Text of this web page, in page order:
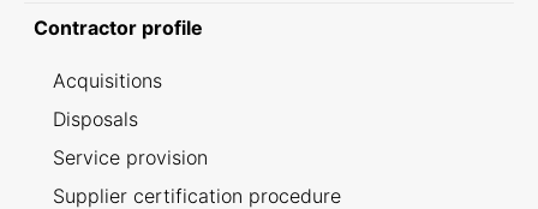
Contractor profile
Acquisitions
Disposals
Service provision
Supplier certification procedure